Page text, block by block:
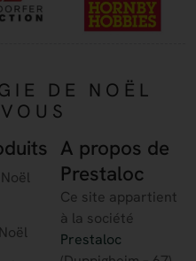
DE NOËL
A propos de
Prestaloc
Ce site appartient
à la société
Prestaloc